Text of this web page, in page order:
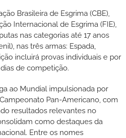
Brasileira de Esgrima (CBE),
Internacional de Esgrima (FIE),
nas categorias até 17 anos
nas três armas: Espada,
incluirá provas individuais e por
de competição.
ao Mundial impulsionada por
Pan-Americano, com
resultados relevantes no
como destaques da
Entre os nomes